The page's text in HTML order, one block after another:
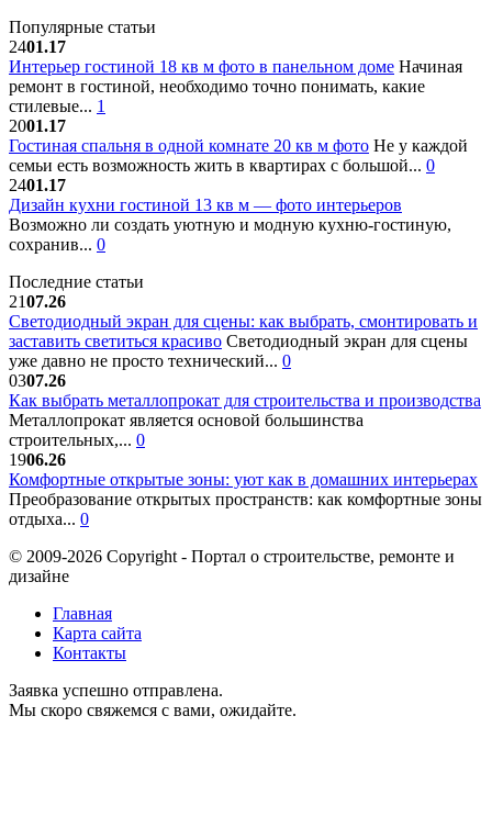
Популярные статьи
2401.17
Интерьер гостиной 18 кв м фото в панельном доме Начиная
ремонт в гостиной, необходимо точно понимать, какие
стилевые... 1
2001.17
Гостиная спальня в одной комнате 20 кв м фото Не у каждой
семьи есть возможность жить в квартирах с большой... 0
2401.17
Дизайн кухни гостиной 13 кв м — фото интерьеров
Возможно ли создать уютную и модную кухню-гостиную,
сохранив... 0
Последние статьи
2107.26
Светодиодный экран для сцены: как выбрать, смонтировать и
заставить светиться красиво Светодиодный экран для сцены
уже давно не просто технический... 0
0307.26
Как выбрать металлопрокат для строительства и производства
Металлопрокат является основой большинства
строительных,... 0
1906.26
Комфортные открытые зоны: уют как в домашних интерьерах
Преобразование открытых пространств: как комфортные зоны
отдыха... 0
© 2009-2026 Copyright - Портал о строительстве, ремонте и
дизайне
Главная
Карта сайта
Контакты
Заявка успешно отправлена.
Мы скоро свяжемся с вами, ожидайте.